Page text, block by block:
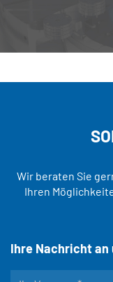
Wir beraten Sie
Ihren
Ihre Nachricht an